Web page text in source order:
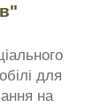
для
на